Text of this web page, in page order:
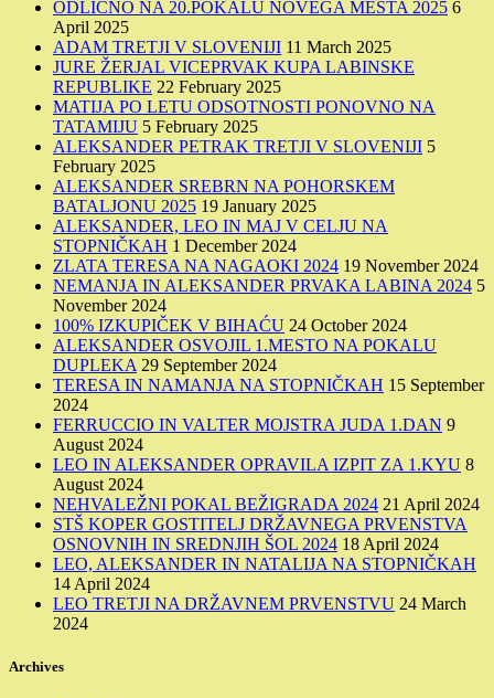
ODLIČNO NA 20.POKALU NOVEGA MESTA 2025 6
April 2025
ADAM TRETJI V SLOVENIJI 11 March 2025
JURE ŽERJAL VICEPRVAK KUPA LABINSKE
REPUBLIKE 22 February 2025
MATIJA PO LETU ODSOTNOSTI PONOVNO NA
TATAMIJU 5 February 2025
ALEKSANDER PETRAK TRETJI V SLOVENIJI 5
February 2025
ALEKSANDER SREBRN NA POHORSKEM
BATALJONU 2025 19 January 2025
ALEKSANDER, LEO IN MAJ V CELJU NA
STOPNIČKAH 1 December 2024
ZLATA TERESA NA NAGAOKI 2024 19 November 2024
NEMANJA IN ALEKSANDER PRVAKA LABINA 2024 5
November 2024
100% IZKUPIČEK V BIHAĆU 24 October 2024
ALEKSANDER OSVOJIL 1.MESTO NA POKALU
DUPLEKA 29 September 2024
TERESA IN NAMANJA NA STOPNIČKAH 15 September
2024
FERRUCCIO IN VALTER MOJSTRA JUDA 1.DAN 9
August 2024
LEO IN ALEKSANDER OPRAVILA IZPIT ZA 1.KYU 8
August 2024
NEHVALEŽNI POKAL BEŽIGRADA 2024 21 April 2024
STŠ KOPER GOSTITELJ DRŽAVNEGA PRVENSTVA
OSNOVNIH IN SREDNJIH ŠOL 2024 18 April 2024
LEO, ALEKSANDER IN NATALIJA NA STOPNIČKAH
14 April 2024
LEO TRETJI NA DRŽAVNEM PRVENSTVU 24 March
2024
Archives